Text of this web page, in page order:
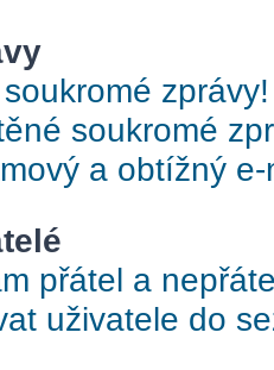
zprávy!
soukromé
a obtížný
přátel a
uživatele do